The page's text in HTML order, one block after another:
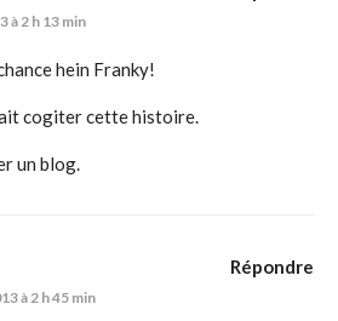
à 2 h 13 min
hein Franky!
cogiter cette histoire.
un blog.
à 2 h 45 min
Répondre